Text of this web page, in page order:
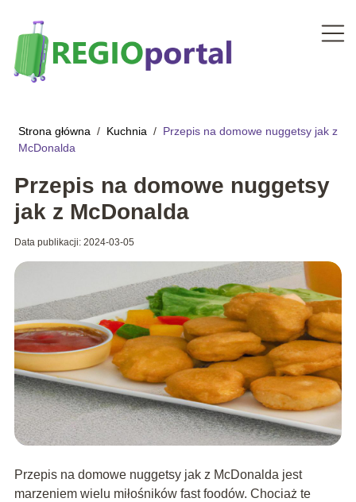
Strona główna / Kuchnia / Przepis na domowe nuggetsy jak z
McDonalda
Przepis na domowe nuggetsy
jak z McDonalda
Data publikacji: 2024-03-05
Przepis na domowe nuggetsy jak z McDonalda jest
marzeniem wielu miłośników fast foodów. Chociaż te